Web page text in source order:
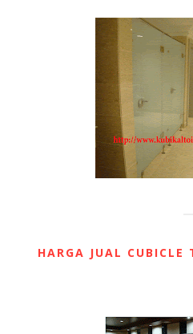
HARGA JUAL CUBICLE